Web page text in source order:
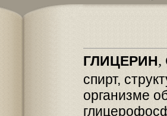
ГЛИЦЕРИН,
спирт,
организме